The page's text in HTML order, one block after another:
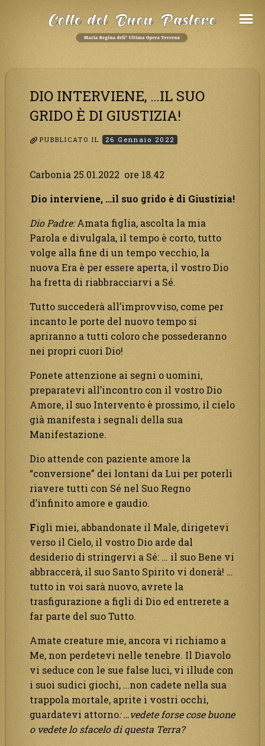
DIO INTERVIENE, …IL SUO
GRIDO È DI GIUSTIZIA!
PUBBLICATO IL 26 Gennaio 2022
Carbonia 25.01.2022 ore 18.42
Dio interviene, …il suo grido è di Giustizia!
Dio Padre:Amata figlia, ascolta la mia
Parola e divulgala, il tempo è corto, tutto
volge alla fine di un tempo vecchio, la
nuova Era è per essere aperta, il vostro Dio
ha fretta di riabbracciarvi a Sé.
Tutto succederà all’improvviso, come per
incanto le porte del nuovo tempo si
apriranno a tutti coloro che possederanno
nei propri cuori Dio!
Ponete attenzione ai segni o uomini,
preparatevi all’incontro con il vostro Dio
Amore, il suo Intervento è prossimo, il cielo
già manifesta i segnali della sua
Manifestazione.
Dio attende con paziente amore la
“conversione” dei lontani da Lui per poterli
riavere tutti con Sé nel Suo Regno
d’infinito amore e gaudio.
Figli miei, abbandonate il Male, dirigetevi
verso il Cielo, il vostro Dio arde dal
desiderio di stringervi a Sé: … il suo Bene vi
abbraccerà, il suo Santo Spirito vi donerà! …
tutto in voi sarà nuovo, avrete la
trasfigurazione a figli di Dio ed entrerete a
far parte del suo Tutto.
Amate creature mie, ancora vi richiamo a
Me, non perdetevi nelle tenebre. Il Diavolo
vi seduce con le sue false luci, vi illude con
i suoi sudici giochi, …non cadete nella sua
trappola mortale, aprite i vostri occhi,
guardatevi attorno: …vedete forse cose buone
o vedete lo sfacelo di questa Terra?